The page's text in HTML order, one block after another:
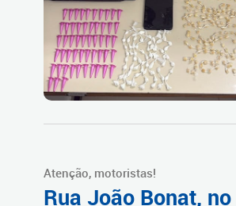
Atenção, motoristas!
Rua João Bonat,